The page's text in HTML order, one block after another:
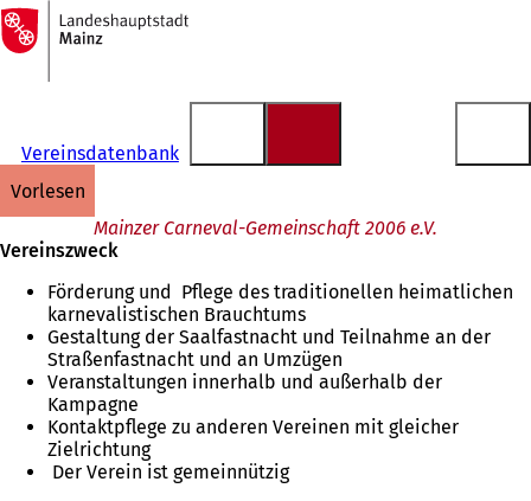
Inhalt anspringen
Zur
Startseite
Vereinsdatenbank
vorlesen
Mainzer Carneval-Gemeinschaft 2006 e.V.
Vereinszweck
Förderung und Pflege des traditionellen heimatlichen
karnevalistischen Brauchtums
Gestaltung der Saalfastnacht und Teilnahme an der
Straßenfastnacht und an Umzügen
Veranstaltungen innerhalb und außerhalb der
Kampagne
Kontaktpflege zu anderen Vereinen mit gleicher
Zielrichtung
Der Verein ist gemeinnützig